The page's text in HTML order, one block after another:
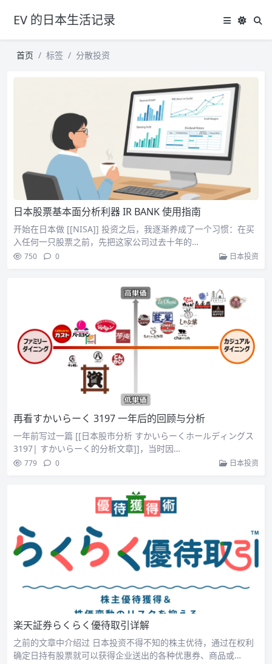
EV 的日本生活记录
首页 标签 分散投资
日本股票基本面分析利器 IR BANK 使用指南
开始在日本做 [[NISA]] 投资之后，我逐渐养成了一个习惯：在买
入任何一只股票之前，先把这家公司过去十年的…
750 0 日本投资
再看すかいらーく 3197 一年后的回顾与分析
一年前写过一篇 [[日本股市分析 すかいらーくホールディングス
3197| すかいらーく的分析文章]]，当时因…
779 0 日本投资
楽天証券らくらく優待取引详解
之前的文章中介绍过 日本投资不得不知的株主优待，通过在权利
确定日持有股票就可以获得企业送出的各种优惠券、商品或…